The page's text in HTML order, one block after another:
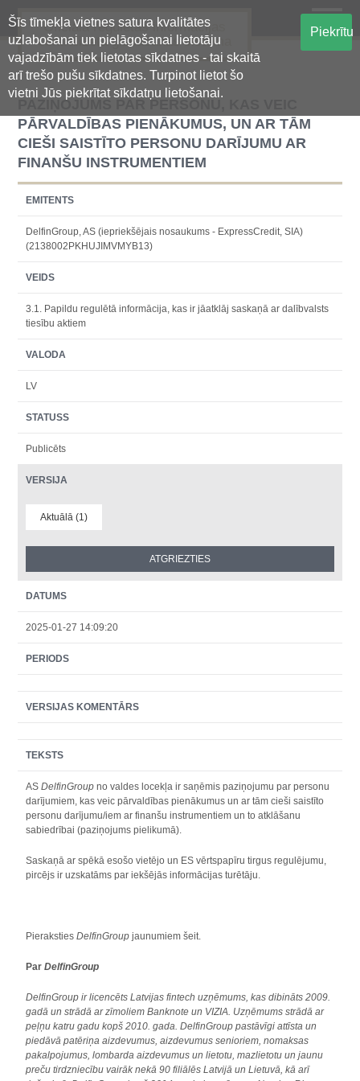
Šīs tīmekļa vietnes satura kvalitātes
uzlabošanai un pielāgošanai lietotāju
vajadzībām tiek lietotas sīkdatnes - tai skaitā
arī trešo pušu sīkdatnes. Turpinot lietot šo
vietni Jūs piekrītat sīkdatņu lietošanai.
Piekrītu
Oficiālā regulētās informācijas
centralizētā glabāšanas sistēma
PAZIŅOJUMS PAR PERSONU, KAS VEIC
PĀRVALDĪBAS PIENĀKUMUS, UN AR TĀM
CIEŠI SAISTĪTO PERSONU DARĪJUMU AR
FINANŠU INSTRUMENTIEM
EMITENTS
DelfinGroup, AS (iepriekšējais nosaukums - ExpressCredit, SIA)
(2138002PKHUJIMVMYB13)
VEIDS
3.1. Papildu regulētā informācija, kas ir jāatklāj saskaņā ar dalībvalsts
tiesību aktiem
VALODA
LV
STATUSS
Publicēts
VERSIJA
Aktuālā (1)
DATUMS
2025-01-27 14:09:20
PERIODS
VERSIJAS KOMENTĀRS
TEKSTS
ASDelfinGroupno valdes locekļa ir saņēmis paziņojumu par personu
darījumiem, kas veic pārvaldības pienākumus un ar tām cieši saistīto
personu darījumu/iem ar finanšu instrumentiem un to atklāšanu
sabiedrībai (paziņojums pielikumā).
Saskaņā ar spēkā esošo vietējo un ES vērtspapīru tirgus regulējumu,
pircējs ir uzskatāms par iekšējās informācijas turētāju.
PierakstiesDelfinGroup jaunumiem šeit.
ParDelfinGroup
DelfinGroup ir licencēts Latvijas fintech uzņēmums, kas dibināts 2009.
gadā un strādā ar zīmoliem Banknote un VIZIA. Uzņēmums strādā ar
peļņu katru gadu kopš 2010. gada. DelfinGroup pastāvīgi attīsta un
piedāvā patēriņa aizdevumus, aizdevumus senioriem, nomaksas
pakalpojumus, lombarda aizdevumus un lietotu, mazlietotu un jaunu
preču tirdzniecību vairāk nekā 90 filiālēs Latvijā un Lietuvā, kā arī